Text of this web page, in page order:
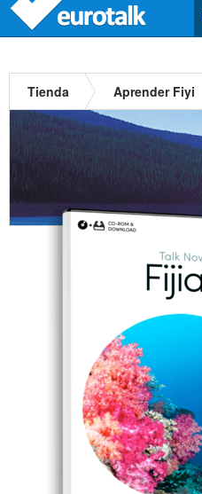
Tienda Aprender Fiyi